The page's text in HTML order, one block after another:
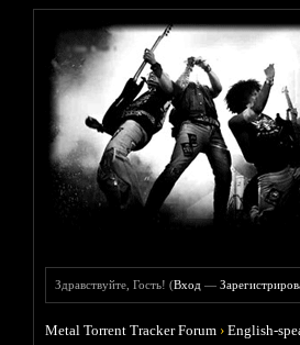
Здравствуйте, Гость! (Вход —
Metal Torrent Tracker Forum ›English-